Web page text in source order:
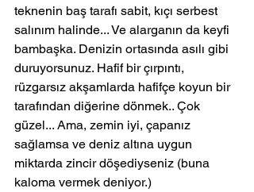
teknenin baş tarafı sabit, kıçı serbest
salınım halinde... Ve alarganın da keyfi
bambaşka. Denizin ortasında asılı gibi
duruyorsunuz. Hafif bir çırpıntı,
rüzgarsız akşamlarda hafifçe koyun bir
tarafından diğerine dönmek.. Çok
güzel... Ama, zemin iyi, çapanız
sağlamsa ve deniz altına uygun
miktarda zincir döşediyseniz (buna
kaloma vermek deniyor.)